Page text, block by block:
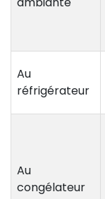
Au
réfrigérateur
Au
congélateur